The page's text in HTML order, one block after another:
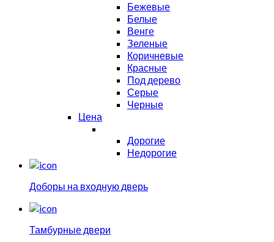
Бежевые
Белые
Венге
Зеленые
Коричневые
Красные
Под дерево
Серые
Черные
Цена
Дорогие
Недорогие
Доборы на входную дверь
Тамбурные двери